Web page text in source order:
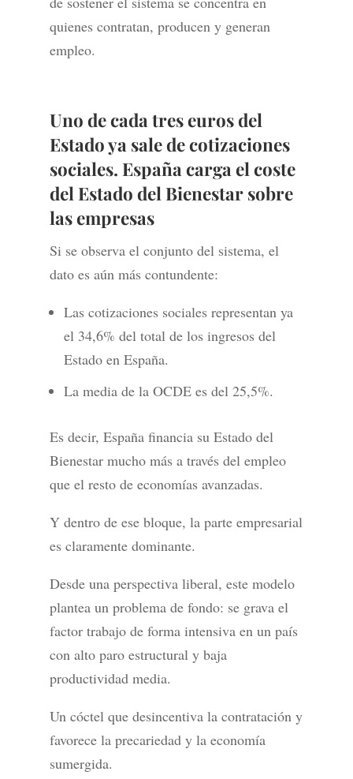
quienes contratan, producen y generan
empleo.
Uno de cada tres euros del
Estado ya sale de cotizaciones
sociales. España carga el coste
del Estado del Bienestar sobre
las empresas
Si se observa el conjunto del sistema, el
dato es aún más contundente:
Las cotizaciones sociales representan ya
el 34,6% del total de los ingresos del
Estado en España.
La media de la OCDE es del 25,5%.
Es decir, España financia su Estado del
Bienestar mucho más a través del empleo
que el resto de economías avanzadas.
Y dentro de ese bloque, la parte empresarial
es claramente dominante.
Desde una perspectiva liberal, este modelo
plantea un problema de fondo: se grava el
factor trabajo de forma intensiva en un país
con alto paro estructural y baja
productividad media.
Un cóctel que desincentiva la contratación y
favorece la precariedad y la economía
sumergida.